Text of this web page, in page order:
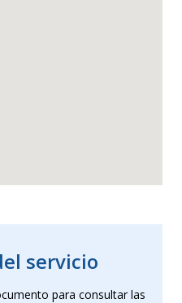
servicio
para consultar las